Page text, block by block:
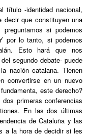
título -identidad nacional,
decir que constituyen una
si podemos
por lo tanto, si podemos
Esto hará que nos
segundo debate- puede
nación catalana. Tienen
convertirse en un nuevo
este derecho?
primeras conferencias
En las dos últimas
de Cataluña y las
a la hora de decidir si les